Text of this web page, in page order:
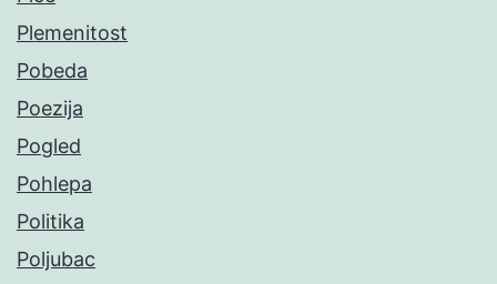
Plemenitost
Pobeda
Poezija
Pogled
Pohlepa
Politika
Poljubac